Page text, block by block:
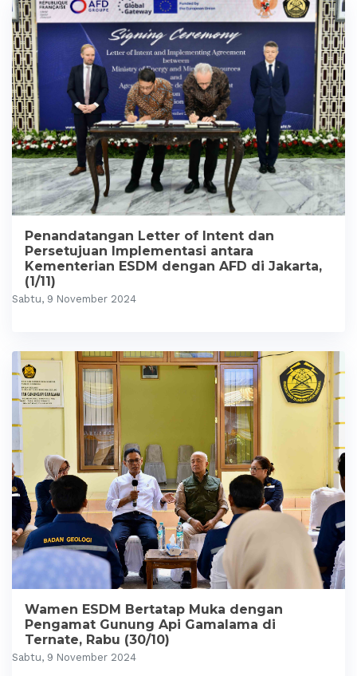
Penandatangan Letter of Intent dan
Persetujuan Implementasi antara
Kementerian ESDM dengan AFD di Jakarta,
(1/11)
Sabtu, 9 November 2024
Wamen ESDM Bertatap Muka dengan
Pengamat Gunung Api Gamalama di
Ternate, Rabu (30/10)
Sabtu, 9 November 2024